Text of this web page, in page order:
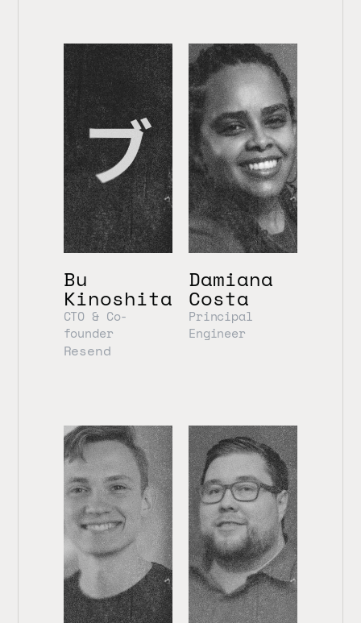
Bu
Kinoshita
CTO & Co-
founder
Resend
Damiana
Costa
Principal
Engineer